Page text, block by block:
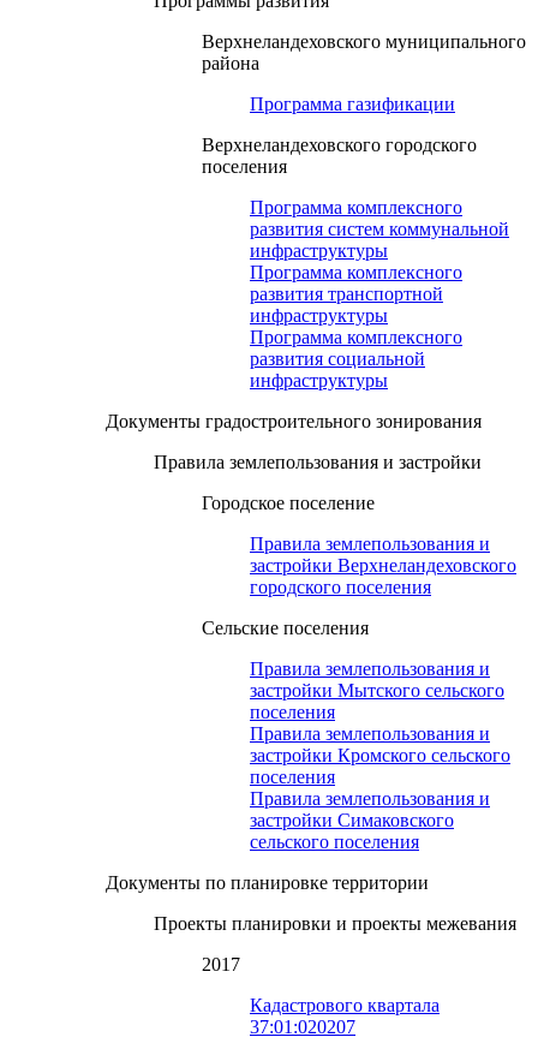
Верхнеландеховского муниципального
района
Программа газификации
Верхнеландеховского городского
поселения
Программа комплексного
развития систем коммунальной
инфраструктуры
Программа комплексного
развития транспортной
инфраструктуры
Программа комплексного
развития социальной
инфраструктуры
Документы градостроительного зонирования
Правила землепользования и застройки
Городское поселение
Правила землепользования и
застройки Верхнеландеховского
городского поселения
Сельские поселения
Правила землепользования и
застройки Мытского сельского
поселения
Правила землепользования и
застройки Кромского сельского
поселения
Правила землепользования и
застройки Симаковского
сельского поселения
Документы по планировке территории
Проекты планировки и проекты межевания
2017
Кадастрового квартала
37:01:020207